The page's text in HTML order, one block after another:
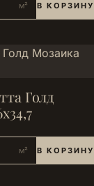
м² В КОРЗИНУ
Голд
м² В КОРЗИНУ